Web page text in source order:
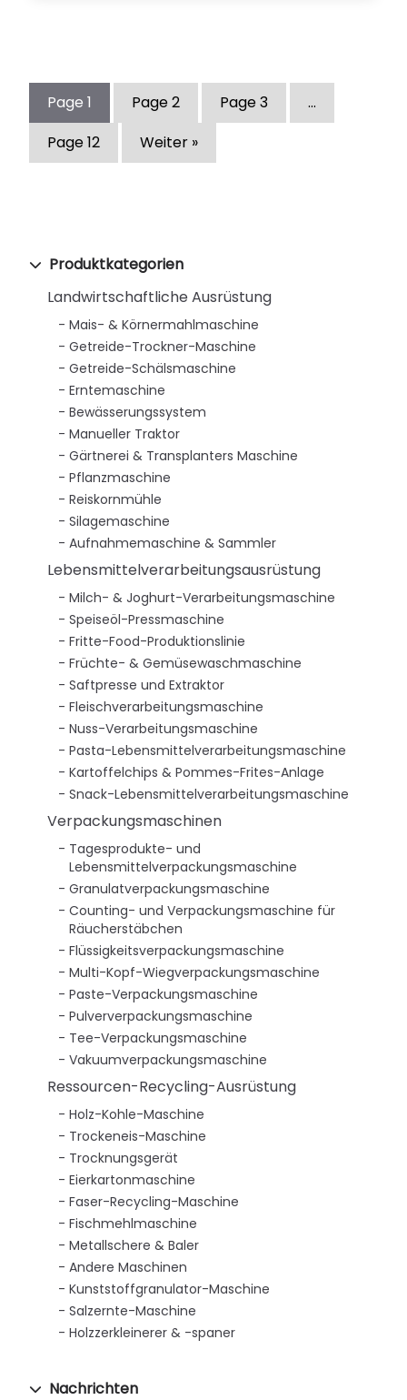
Produktkategorien
Landwirtschaftliche Ausrüstung
Mais- & Körnermahlmaschine
Getreide-Trockner-Maschine
Getreide-Schälsmaschine
Erntemaschine
Bewässerungssystem
Manueller Traktor
Gärtnerei & Transplanters Maschine
Pflanzmaschine
Reiskornmühle
Silagemaschine
Aufnahmemaschine & Sammler
Lebensmittelverarbeitungsausrüstung
Milch- & Joghurt-Verarbeitungsmaschine
Speiseöl-Pressmaschine
Fritte-Food-Produktionslinie
Früchte- & Gemüsewaschmaschine
Saftpresse und Extraktor
Fleischverarbeitungsmaschine
Nuss-Verarbeitungsmaschine
Pasta-Lebensmittelverarbeitungsmaschine
Kartoffelchips & Pommes-Frites-Anlage
Snack-Lebensmittelverarbeitungsmaschine
Verpackungsmaschinen
Tagesprodukte- und
Lebensmittelverpackungsmaschine
Granulatverpackungsmaschine
Counting- und Verpackungsmaschine für
Räucherstäbchen
Flüssigkeitsverpackungsmaschine
Multi-Kopf-Wiegverpackungsmaschine
Paste-Verpackungsmaschine
Pulververpackungsmaschine
Tee-Verpackungsmaschine
Vakuumverpackungsmaschine
Ressourcen-Recycling-Ausrüstung
Holz-Kohle-Maschine
Trockeneis-Maschine
Trocknungsgerät
Eierkartonmaschine
Faser-Recycling-Maschine
Fischmehlmaschine
Metallschere & Baler
Andere Maschinen
Kunststoffgranulator-Maschine
Salzernte-Maschine
Holzzerkleinerer & -spaner
Nachrichten
Page 1 Page2 Page3
…
Page12 Weiter »